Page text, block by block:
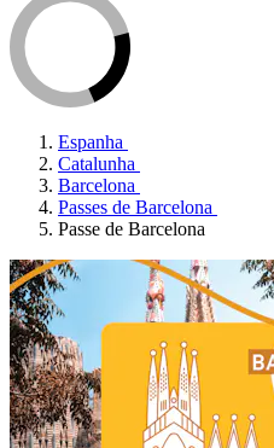
Espanha
Catalunha
Barcelona
Passes de Barcelona
Passe de Barcelona